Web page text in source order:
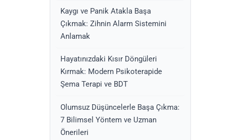
Kaygı ve Panik Atakla Başa
Çıkmak: Zihnin Alarm Sistemini
Anlamak
Hayatınızdaki Kısır Döngüleri
Kırmak: Modern Psikoterapide
Şema Terapi ve BDT
Olumsuz Düşüncelerle Başa Çıkma:
7 Bilimsel Yöntem ve Uzman
Önerileri